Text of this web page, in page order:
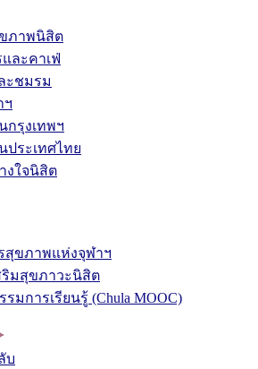
ภาพนิสิต
ละคาเฟ่
ะชมรม
ฯ
กรุงเทพฯ
ประเทศไทย
งใจนิสิต
สุขภาพแห่งจุฬาฯ
ริมสุขภาวะนิสิต
มการเรียนรู้ (Chula MOOC)
บ